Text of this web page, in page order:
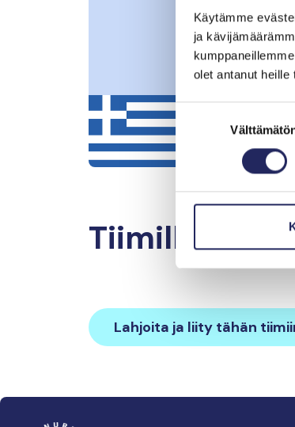
Käytämme
ja
olet antanut heille
Suostumuksen
valinta
Tiimille
Lahjoita ja liity tähän